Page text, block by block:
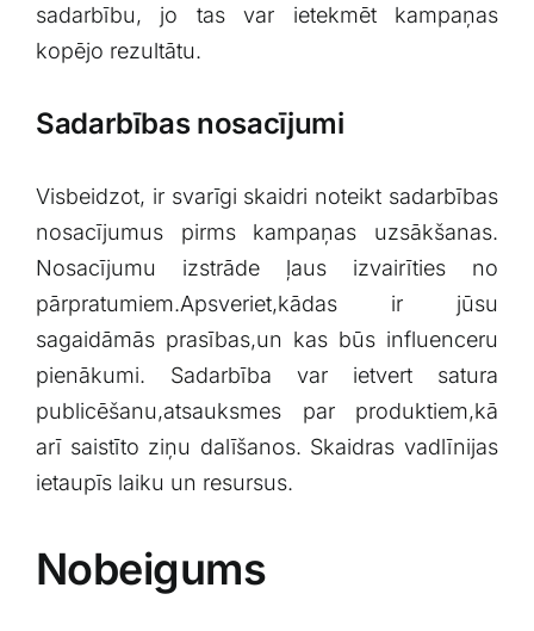
sadarbību,‌ jo tas‍ var ietekmēt kampaņas
kopējo⁣ rezultātu.
Sadarbības nosacījumi
Visbeidzot, ir svarīgi skaidri noteikt sadarbības
nosacījumus pirms‍ kampaņas‍ uzsākšanas.
Nosacījumu izstrāde ļaus izvairīties no
pārpratumiem.Apsveriet,kādas ir ⁤jūsu
sagaidāmās prasības,un kas būs influenceru‍
pienākumi. Sadarbība var ietvert satura
publicēšanu,atsauksmes par produktiem,kā
arī saistīto ziņu dalīšanos. Skaidras vadlīnijas⁤
ietaupīs laiku un resursus.
Nobeigums